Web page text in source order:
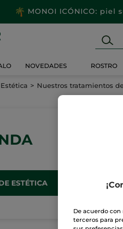
MONOI ICÓNICO:
NOVEDADES ROSTRO
Nuestros tratamientos
ESTÉTICA
De acuerdo
terceros para